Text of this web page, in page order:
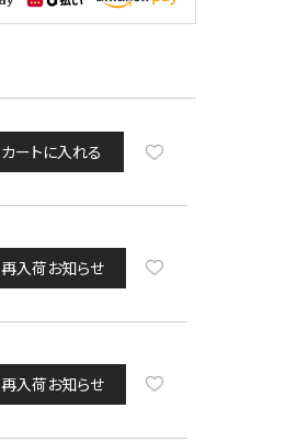
カートに入れる
再入荷お知らせ
再入荷お知らせ